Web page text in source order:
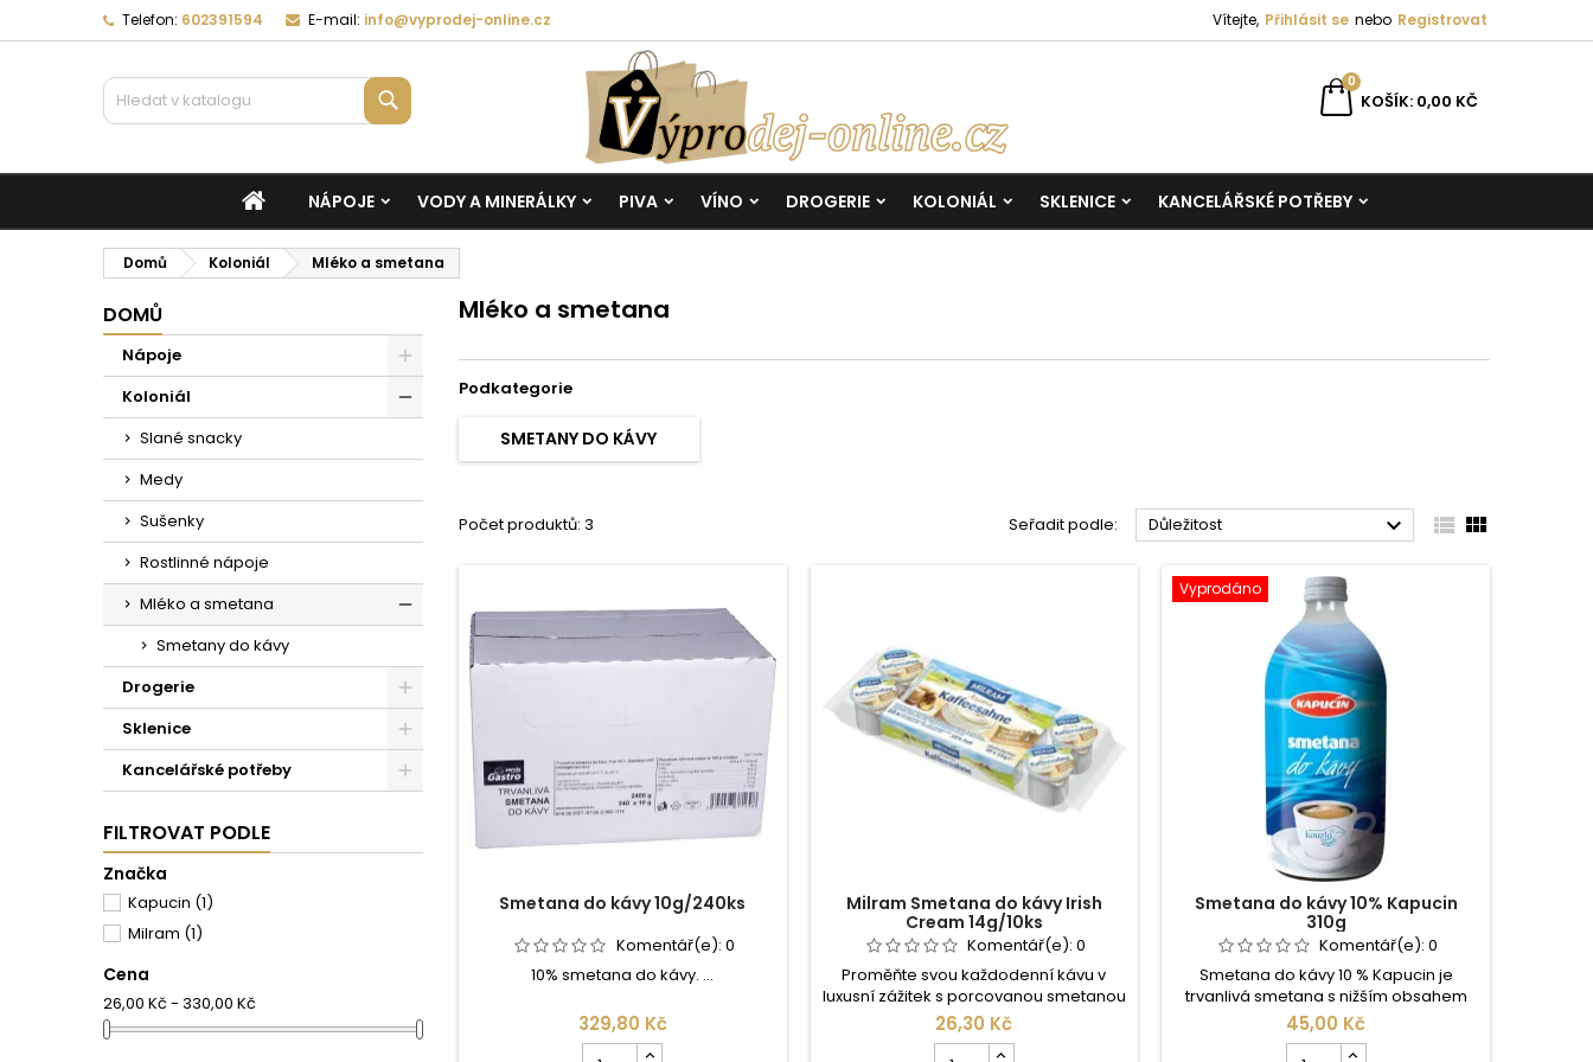
Telefon: 602391594 E-mail: info@vyprodej-online.cz Vítejte, Přihlásit se nebo Registrovat
KOŠÍK
0
0,00 KČ
DOMŮNÁPOJE VODY A MINERÁLKY PIVA VÍNO DROGERIE KOLONIÁL SKLENICE KANCELÁŘSKÉ POTŘEBY
Domů Koloniál Mléko a smetana
DOMŮ
Nápoje
Koloniál
Slané snacky
Medy
Sušenky
Rostlinné nápoje
Mléko a smetana
Smetany do kávy
Drogerie
Sklenice
Kancelářské potřeby
FILTROVAT PODLE
Značka
Kapucin (1)
Milram (1)
Cena
26,00 Kč - 330,00 Kč
Mléko a smetana
Podkategorie
SMETANY DO KÁVY
Počet produktů: 3 Seřadit podle: Důležitost   
Smetana do kávy 10g/240ks
Komentář(e): 0
10% smetana do kávy. ...
329,80 Kč
Milram Smetana do kávy Irish
Cream 14g/10ks
Komentář(e):0
Proměňte svou každodenní kávu v
luxusní zážitek s porcovanou smetanou
Milram s příchutí Irish Cream. Balení
obsahuje 10 praktických porcí (14 g),
26,30 Kč
Vyprodáno
Smetana do kávy 10% Kapucin
310g
Komentář(e):0
Smetana do kávy 10 % Kapucin je
trvanlivá smetana s nižším obsahem
tuku, určená ke zjemnění kávy i dalších
teplých nápojů. Má lehkou, krémovou
45,00 Kč